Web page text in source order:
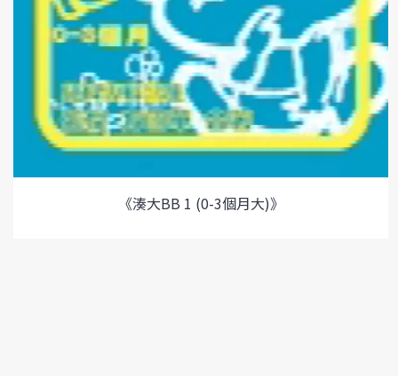
《湊大BB 1 (0-3個月大)》